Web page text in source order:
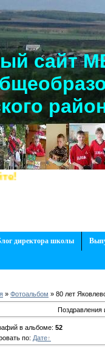
сайт
директора школы
» Фотоальбом » 80 лет
Поздравления
в альбоме: 52
по: Дате